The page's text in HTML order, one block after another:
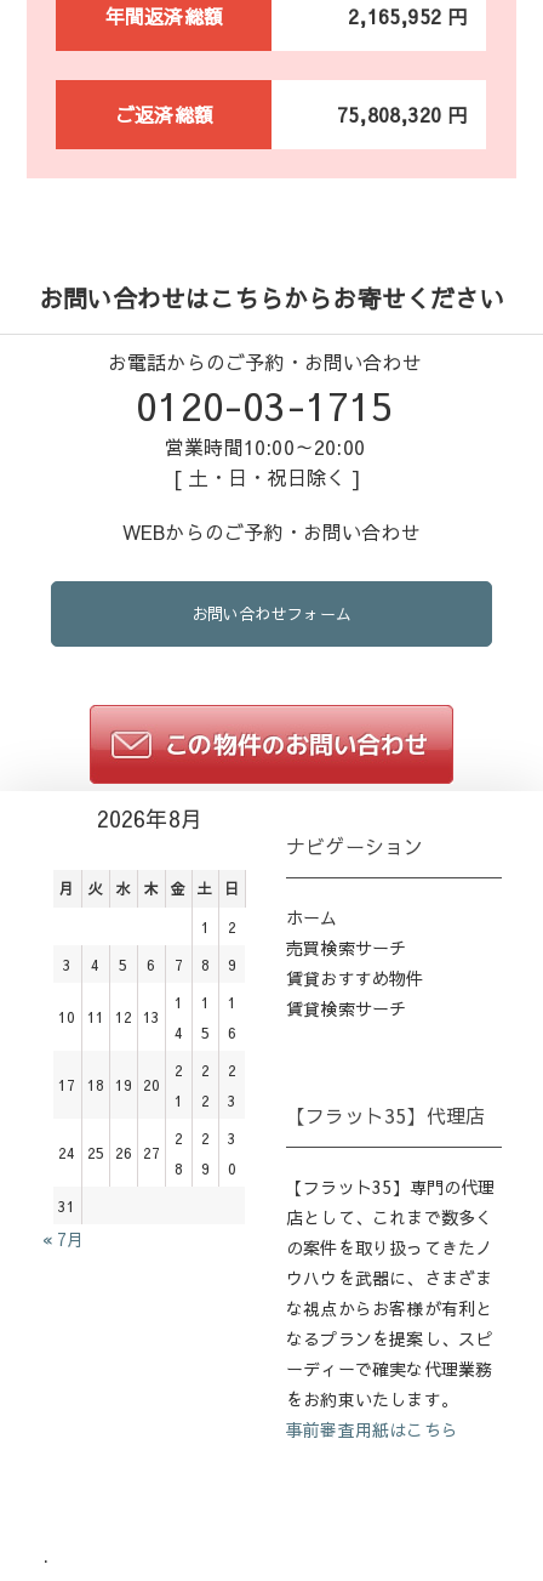
年間返済総額 2,165,952 円
ご返済総額 75,808,320 円
お問い合わせはこちらからお寄せください
お電話からのご予約・お問い合わせ
0120-03-1715
営業時間10:00～20:00
[ 土・日・祝日除く ]
WEBからのご予約・お問い合わせ
お問い合わせフォーム
2026年8月
月 火 水 木 金 土 日
1
2
3
4 5 6 7 8 9
10 11 12 13
1
4
1
5
1
6
17 18 19 20
2
1
2
2
2
3
24 25 26 27
2
8
2
9
3
0
31
« 7月
ナビゲーション
ホーム
売買検索サーチ
賃貸おすすめ物件
賃貸検索サーチ
【フラット35】代理店
【フラット35】専門の代理
店として、これまで数多く
の案件を取り扱ってきたノ
ウハウを武器に、さまざま
な視点からお客様が有利と
なるプランを提案し、スピ
ーディーで確実な代理業務
をお約束いたします。
事前審査用紙はこちら
.